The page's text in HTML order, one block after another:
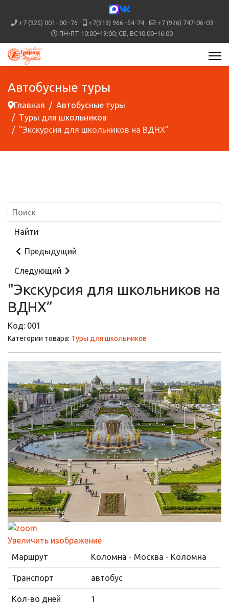
+7 (925) 001- 00 -76 +7(919) 966 -54-74
+7 (926) 747-06-03
ПН-ПТ 10:00–19:00; СБ, ВС10:00–16:00
Автобусные туры
Главная
Автобусные туры
Туры для школьников
"Экскурсия для школьников на ВДНХ”
Предыдущий
Следующий
"Экскурсия для школьников на
ВДНХ”
Код: 001
Категории товара: Туры для школьников
Увеличить изображение
Маршрут
Коломна - Москва - Коломна
Транспорт автобус
Кол-во дней 1